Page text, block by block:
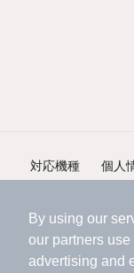
By using our
our partners use
advertising and
対応機種 個人